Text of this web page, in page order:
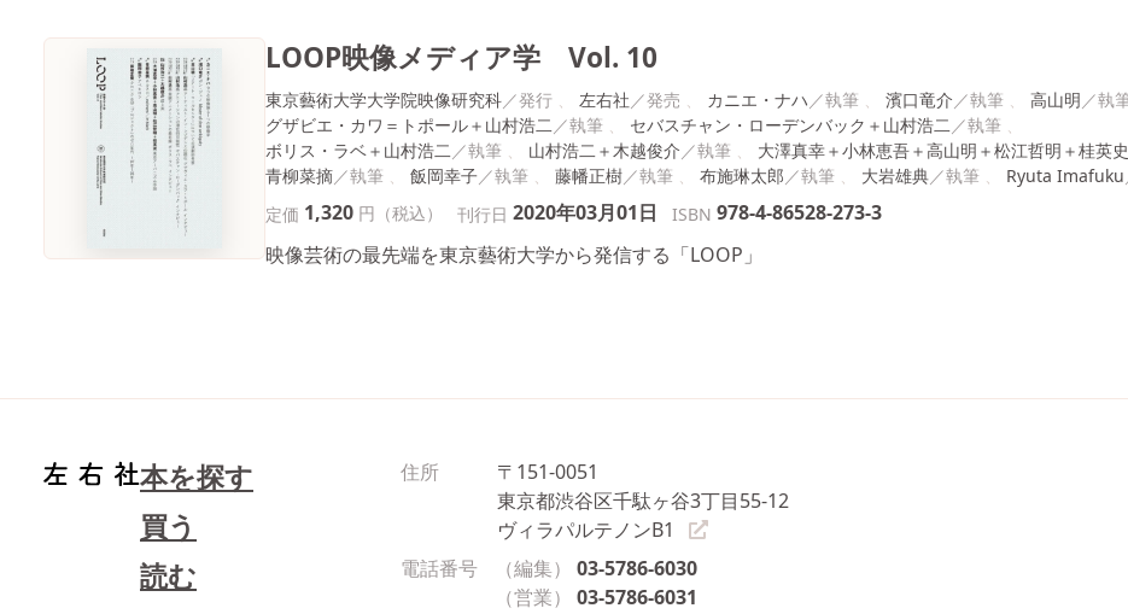
LOOP映像メディア学 Vol. 10
東京藝術大学大学院映像研究科 左右社 カニエ・ナハ 濱口竜介
高山明
グザビエ・カワ＝トポール＋山村浩二
セバスチャン・ローデンバック＋山村浩二
ボリス・ラベ＋山村浩二
山村浩二＋木越俊介
大澤真幸＋小林恵吾＋高山明＋松江哲明＋桂英史
青柳菜摘
飯岡幸子 藤幡正樹 布施琳太郎 大岩雄典
Ryuta Imafuku
定価 1,320 円（税込） 刊行日 2020年03月01日 ISBN 978-4-86528-273-3
映像芸術の最先端を東京藝術大学から発信する「LOOP」
本を探す
買う
読む
住所
〒151-0051
東京都渋谷区千駄ヶ谷3丁目55-12
ヴィラパルテノンB1
電話番号
（編集）
03-5786-6030
（営業）
03-5786-6031